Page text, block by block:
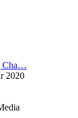
Cha…
2020